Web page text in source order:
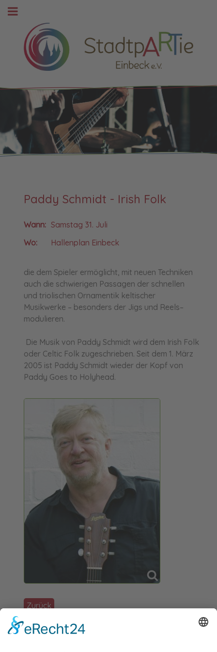
Paddy Schmidt - Irish Folk
Wann: Samstag 31. Juli
Wo:
Hallenplan Einbeck
die dem Spieler ermöglicht, mit neuen Techniken
auch die schwierigen Passagen der schnellen
und triolischen Ornamentik keltischer
Musikwerke – besonders der Jigs und Reels–
modulieren.
Die Musik von Paddy Schmidt wird dem Irish Folk
oder Celtic Folk zugeschrieben. Seit dem 1. März
2005 ist Paddy Schmidt wieder der Kopf von
Paddy Goes to Holyhead.
Zurück